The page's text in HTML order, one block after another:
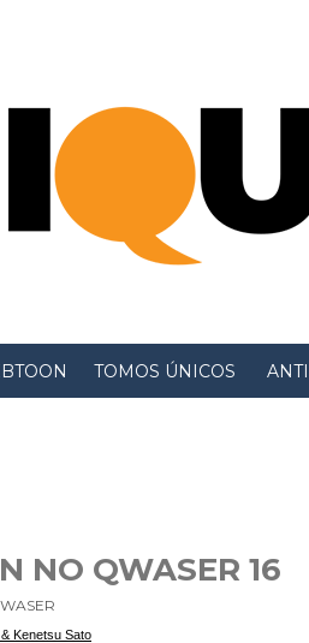
TOMOS ÚNICOS
NO QWASER 16
Kenetsu Sato